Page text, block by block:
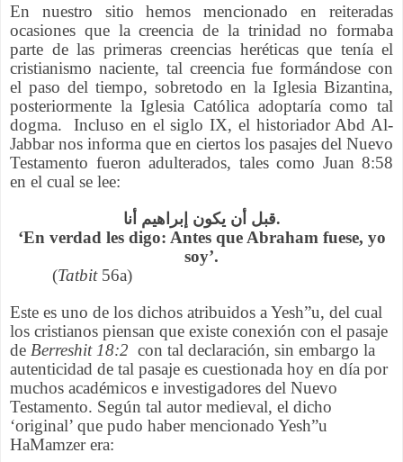
En nuestro sitio hemos mencionado en reiteradas
ocasiones que la creencia de la trinidad no formaba
parte de las primeras creencias heréticas que tenía el
cristianismo naciente, tal creencia fue formándose con
el paso del tiempo, sobretodo en la Iglesia Bizantina,
posteriormente la Iglesia Católica adoptaría como tal
dogma. Incluso en el siglo IX, el historiador Abd Al-
Jabbar nos informa que en ciertos los pasajes del Nuevo
Testamento fueron adulterados, tales como Juan 8:58
en el cual se lee:
قبل أن يكون إبراهيم أنا.
‘En verdad les digo: Antes que Abraham fuese, yo
soy’.
(Tatbit56a)
Este es uno de los dichos atribuidos a Yesh”u, del cual
los cristianos piensan que existe conexión con el pasaje
de Berreshit 18:2 con tal declaración, sin embargo la
autenticidad de tal pasaje es cuestionada hoy en día por
muchos académicos e investigadores del Nuevo
Testamento. Según tal autor medieval, el dicho
‘original’ que pudo haber mencionado Yesh”u
HaMamzer era: